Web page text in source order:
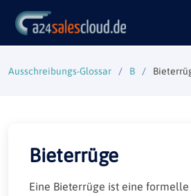
Ausschreibungs-Glossar B
Bieterrüge
Eine Bieterrüge ist eine formelle